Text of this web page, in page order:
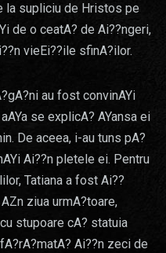
la supliciu de Hristos pe
de o ceatA? de Ai??ngeri,
vieEi??ile sfinA?ilor.
au fost convinAYi
se explicA? AYansa ei
De aceea, i-au tuns pA?
Ai??n pletele ei. Pentru
Tatiana a fost Ai??
ziua urmA?toare,
stupoare cA? statuia
Ai??n zeci de